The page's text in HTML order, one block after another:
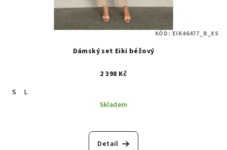
Dámský set Eiki béžový
2 398 Kč
S
L
Skladem
Detail
KÓD: EIK46477_B_XS